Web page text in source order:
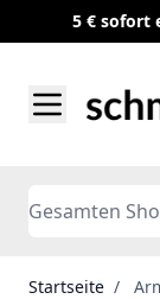
5 € sofort
Search
Startseite /